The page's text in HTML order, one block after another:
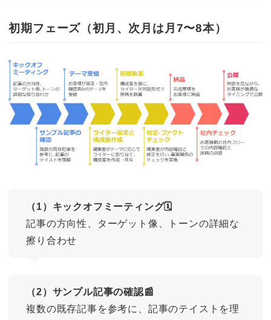
初期フェーズ（初月、次月は月7〜8本）
（1）キックオフミーティング🗓️
記事の方向性、ターゲット像、トーンの詳細な
擦り合わせ
（2）サンプル記事の確認📰
複数の既存記事を参考に、記事のテイストを理